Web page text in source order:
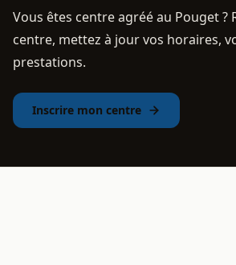
Vous êtes centre agréé au Pouget ?
centre, mettez à jour vos horaires,
prestations.
Inscrire mon centre